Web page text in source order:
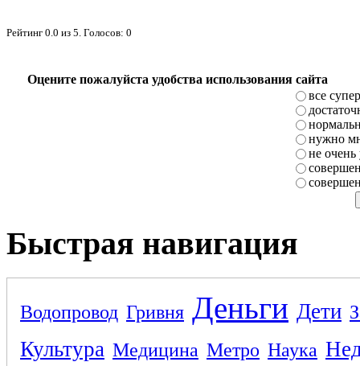
Рейтинг 0.0 из 5. Голосов: 0
Оцените пожалуйста удобства использования сайта
все супер
нужно
не очень
Быстрая навигация
Водопровод Гривня Деньги Дети
Культура Медицина Метро Наука